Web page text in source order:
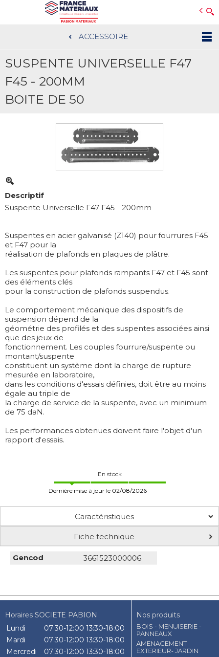
au
contenu
ACCESSOIRE
SUSPENTE UNIVERSELLE F47
F45 - 200MM
BOITE DE 50
Descriptif
Suspente Universelle F47 F45 - 200mm
Suspentes en acier galvanisé (Z140) pour fourrures F45
et F47 pour la
réalisation de plafonds en plaques de plâtre.
Les suspentes pour plafonds rampants F47 et F45 sont
des éléments clés
pour la construction de plafonds suspendus.
Le comportement mécanique des dispositifs de
suspension dépend de la
géométrie des profilés et des suspentes associées ainsi
que des jeux de
fonctionnement. Les couples fourrure/suspente ou
montant/suspente
constituent un système dont la charge de rupture
mesurée en laboratoire,
dans les conditions d'essais définies, doit être au moins
égale au triple de
la charge de service de la suspente, avec un minimum
de 75 daN.
Les performances obtenues doivent faire l'objet d'un
rapport d'essais.
En stock
Dernière mise à jour le 02/08/2026
Caractéristiques
Fiche technique
Gencod 3661523000006
Horaires SOCIETE PABION
Lundi
07:30-12:00 13:30-18:00
Mardi
07:30-12:00 13:30-18:00
Mercredi
07:30-12:00 13:30-18:00
Nos produits
BOIS - MENUISERIE -
PANNEAUX
AMENAGEMENT
EXTERIEUR- JARDIN